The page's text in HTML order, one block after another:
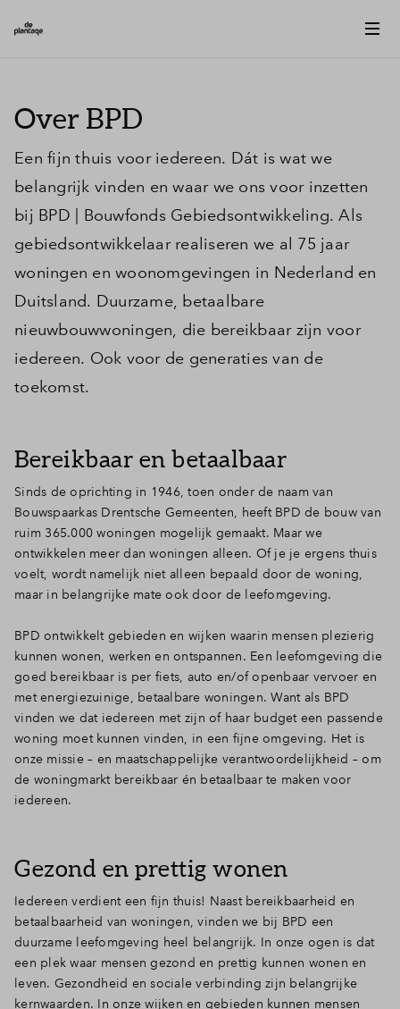
Over BPD
Een fijn thuis voor iedereen. Dát is wat we
belangrijk vinden en waar we ons voor inzetten
bij BPD | Bouwfonds Gebiedsontwikkeling. Als
gebiedsontwikkelaar realiseren we al 75 jaar
woningen en woonomgevingen in Nederland en
Duitsland. Duurzame, betaalbare
nieuwbouwwoningen, die bereikbaar zijn voor
iedereen. Ook voor de generaties van de
toekomst.
Bereikbaar en betaalbaar
Sinds de oprichting in 1946, toen onder de naam van
Bouwspaarkas Drentsche Gemeenten, heeft BPD de bouw van
ruim 365.000 woningen mogelijk gemaakt. Maar we
ontwikkelen meer dan woningen alleen. Of je je ergens thuis
voelt, wordt namelijk niet alleen bepaald door de woning,
maar in belangrijke mate ook door de leefomgeving.
BPD ontwikkelt gebieden en wijken waarin mensen plezierig
kunnen wonen, werken en ontspannen. Een leefomgeving die
goed bereikbaar is per fiets, auto en/of openbaar vervoer en
met energiezuinige, betaalbare woningen. Want als BPD
vinden we dat iedereen met zijn of haar budget een passende
woning moet kunnen vinden, in een fijne omgeving. Het is
onze missie – en maatschappelijke verantwoordelijkheid – om
de woningmarkt bereikbaar én betaalbaar te maken voor
iedereen.
Gezond en prettig wonen
Iedereen verdient een fijn thuis! Naast bereikbaarheid en
betaalbaarheid van woningen, vinden we bij BPD een
duurzame leefomgeving heel belangrijk. In onze ogen is dat
een plek waar mensen gezond en prettig kunnen wonen en
leven. Gezondheid en sociale verbinding zijn belangrijke
kernwaarden. In onze wijken en gebieden kunnen mensen